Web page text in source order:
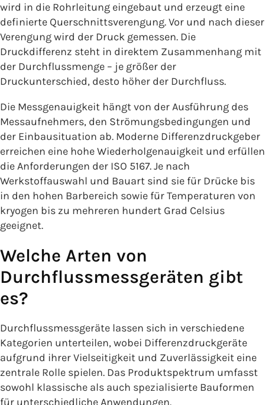
wird in die Rohrleitung eingebaut und erzeugt eine
definierte Querschnittsverengung. Vor und nach dieser
Verengung wird der Druck gemessen. Die
Druckdifferenz steht in direktem Zusammenhang mit
der Durchflussmenge – je größer der
Druckunterschied, desto höher der Durchfluss.
Die Messgenauigkeit hängt von der Ausführung des
Messaufnehmers, den Strömungsbedingungen und
der Einbausituation ab. Moderne Differenzdruckgeber
erreichen eine hohe Wiederholgenauigkeit und erfüllen
die Anforderungen der ISO 5167. Je nach
Werkstoffauswahl und Bauart sind sie für Drücke bis
in den hohen Barbereich sowie für Temperaturen von
kryogen bis zu mehreren hundert Grad Celsius
geeignet.
Welche Arten von
Durchflussmessgeräten gibt
es?
Durchflussmessgeräte lassen sich in verschiedene
Kategorien unterteilen, wobei Differenzdruckgeräte
aufgrund ihrer Vielseitigkeit und Zuverlässigkeit eine
zentrale Rolle spielen. Das Produktspektrum umfasst
sowohl klassische als auch spezialisierte Bauformen
für unterschiedliche Anwendungen.